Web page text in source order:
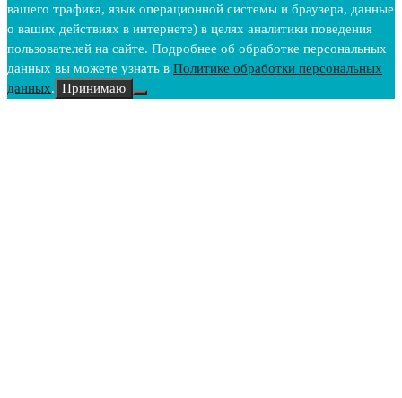
вашего трафика, язык операционной системы и браузера, данные
о ваших действиях в интернете) в целях аналитики поведения
пользователей на сайте. Подробнее об обработке персональных
данных вы можете узнать в Политике обработки персональных
данных. Принимаю